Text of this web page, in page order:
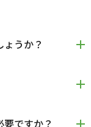
うか？
ですか？